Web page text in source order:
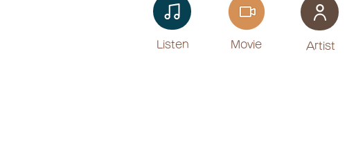
Listen​ Movie ​Artist